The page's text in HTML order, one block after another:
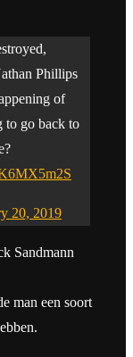
Phillips
of
to go back to
20, 2019
Sandmann
man een soort